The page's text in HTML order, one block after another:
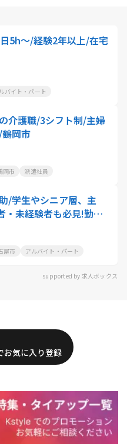
5h～/経験2年以上/在宅
バイト・パート
介護職/3シフト制/主婦
岡市
岡市 派遣社員
/学生やシニア層、主
未経験者も必見!勤務
間で応相談
屋市 アルバイト・パート
supported by 求人ボックス
お気に入り登録